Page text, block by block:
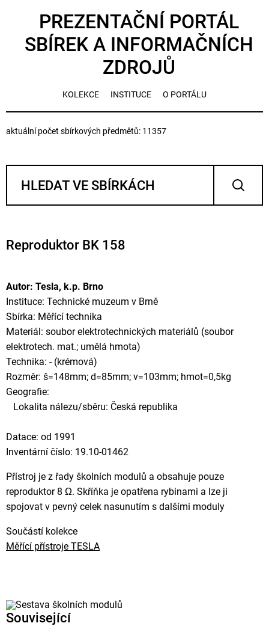
PREZENTAČNÍ PORTÁL
SBÍREK A INFORMAČNÍCH
ZDROJŮ
KOLEKCE INSTITUCE O PORTÁLU
aktuální počet sbírkových předmětů: 11357
Reproduktor BK 158
Autor: Tesla, k.p. Brno
Instituce: Technické muzeum v Brně
Sbírka: Měřící technika
Materiál: soubor elektrotechnických materiálů (soubor
elektrotech. mat.; umělá hmota)
Technika: - (krémová)
Rozměr: š=148mm; d=85mm; v=103mm; hmot=0,5kg
Geografie:
Lokalita nálezu/sběru: Česká republika
Datace: od 1991
Inventární číslo: 19.10-01462
Přístroj je z řady školních modulů a obsahuje pouze
reproduktor 8 Ω. Skříňka je opatřena rybinami a lze ji
spojovat v pevný celek nasunutím s dalšími moduly
Součástí kolekce
Měřící přístroje TESLA
Související